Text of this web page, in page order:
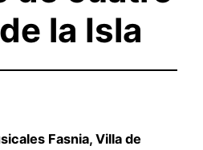
la Isla
Fasnia, Villa de